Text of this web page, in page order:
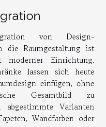
von Design-
die Raumgestaltung ist
moderner Einrichtung.
lassen sich heute
einfügen, ohne
Gesamtbild zu
abgestimmte Varianten
Wandfarben oder